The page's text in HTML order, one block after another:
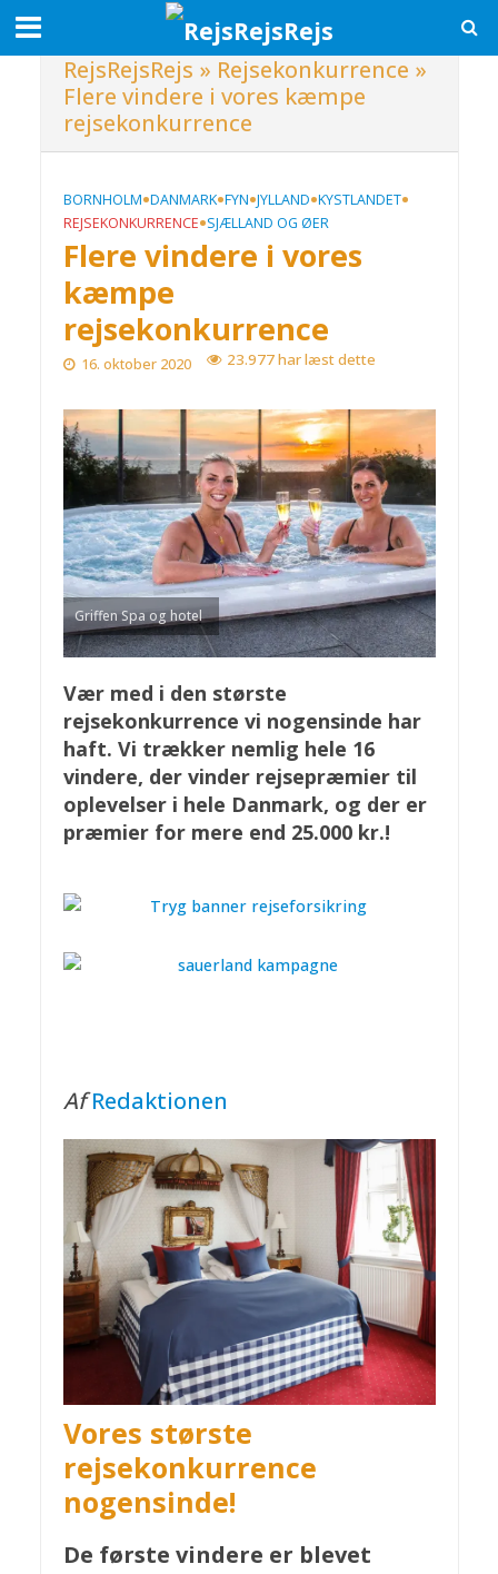
RejsRejsRejs » Rejsekonkurrence »
Flere vindere i vores kæmpe
rejsekonkurrence
BORNHOLM•DANMARK•FYN•JYLLAND•KYSTLANDET•
REJSEKONKURRENCE•SJÆLLAND OG ØER
Flere vindere i vores
kæmpe
rejsekonkurrence
16. oktober 2020 23.977 har læst dette
Griffen Spa og hotel
Vær med i den største
rejsekonkurrence vi nogensinde har
haft. Vi trækker nemlig hele 16
vindere, der vinder rejsepræmier til
oplevelser i hele Danmark, og der er
præmier for mere end 25.000 kr.!
AfRedaktionen
Vores største
rejsekonkurrence
nogensinde!
De første vindere er blevet